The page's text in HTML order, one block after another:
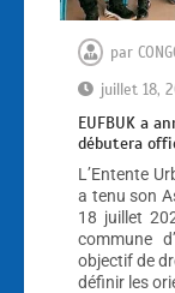
par
juillet 18,
EUFBUK a
débutera
L’Entente
a tenu son
18 juillet
commune
objectif de
définir les